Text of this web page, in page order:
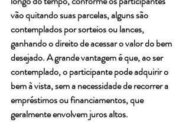
vão quitando suas parcelas, alguns são
contemplados por sorteios ou lances,
ganhando o direito de acessar o valor do bem
desejado. A grande vantagem é que, ao ser
contemplado, o participante pode adquirir o
bem à vista, sem a necessidade de recorrer a
empréstimos ou financiamentos, que
geralmente envolvem juros altos.